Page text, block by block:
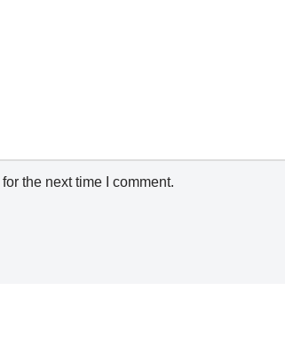
the next time I comment.